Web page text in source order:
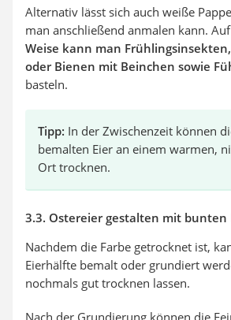
Alternativ lässt sich auch weiße
man anschließend anmalen kann.
Weise kann man
oder Bienen mit Beinchen sowie
basteln.
Tipp: In der Zwischenzeit können
bemalten Eier an einem warmen,
Ort trocknen.
3.3. Ostereier gestalten mit bunten
Nachdem die Farbe getrocknet ist,
Eierhälfte bemalt oder grundiert
nochmals gut trocknen lassen.
Nach der Grundierung können die